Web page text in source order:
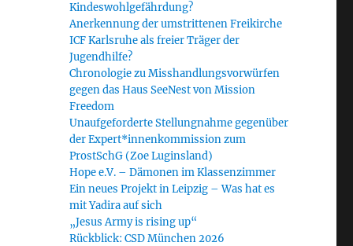
Kindeswohlgefährdung?
Anerkennung der umstrittenen Freikirche
ICF Karlsruhe als freier Träger der
Jugendhilfe?
Chronologie zu Misshandlungsvorwürfen
gegen das Haus SeeNest von Mission
Freedom
Unaufgeforderte Stellungnahme gegenüber
der Expert*innenkommission zum
ProstSchG (Zoe Luginsland)
Hope e.V. – Dämonen im Klassenzimmer
Ein neues Projekt in Leipzig – Was hat es
mit Yadira auf sich
„Jesus Army is rising up“
Rückblick: CSD München 2026